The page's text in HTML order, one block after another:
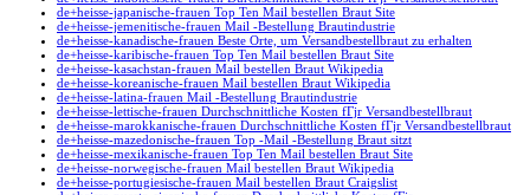
de+heisse-japanische-frauen Top Ten Mail bestellen Braut Site
de+heisse-jemenitische-frauen Mail -Bestellung Brautindustrie
de+heisse-kanadische-frauen Beste Orte, um Versandbestellbraut zu erhalten
de+heisse-karibische-frauen Top Ten Mail bestellen Braut Site
de+heisse-kasachstan-frauen Mail bestellen Braut Wikipedia
de+heisse-koreanische-frauen Mail bestellen Braut Wikipedia
de+heisse-latina-frauen Mail -Bestellung Brautindustrie
de+heisse-lettische-frauen Durchschnittliche Kosten fГјr Versandbestellbraut
de+heisse-marokkanische-frauen Durchschnittliche Kosten fГјr Versandbestellbraut
de+heisse-mazedonische-frauen Top -Mail -Bestellung Braut sitzt
de+heisse-mexikanische-frauen Top Ten Mail bestellen Braut Site
de+heisse-norwegische-frauen Mail bestellen Braut Wikipedia
de+heisse-portugiesische-frauen Mail bestellen Braut Craigslist